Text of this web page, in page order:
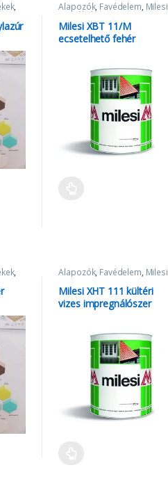
, Alapozók, Favédelem, Milesi
termékek
Milesi XBT 11/M
ecsetelhető fehér
, Alapozók, Favédelem, Milesi
termékek
Milesi XHT 111 kültéri
vizes impregnálószer